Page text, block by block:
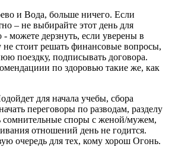
и Вода, больше ничего. Если
– не выбирайте этот день для
можете дерзнуть, если уверены в
не стоит решать финансовые вопросы,
поездку, подписывать договора.
по здоровью такие же, как
для начала учебы, сбора
переговоры по разводам, разделу
сомнительные споры с женой/мужем,
отношений день не годится.
очередь для тех, кому хорош Огонь.